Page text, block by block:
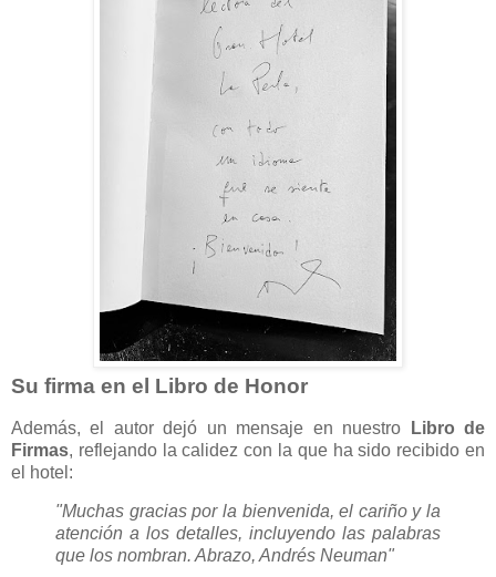
Su firma en el Libro de Honor
Además, el autor dejó un mensaje en nuestro
Libro de
Firmas, reflejando la calidez con la que ha sido recibido en
el hotel:
"Muchas gracias por la bienvenida, el cariño y la
atención a los detalles, incluyendo las palabras
que los nombran. Abrazo, Andrés Neuman"